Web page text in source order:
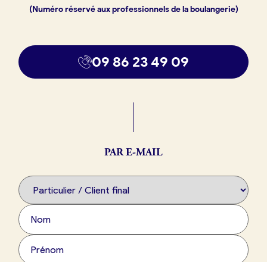
Je découvre
adhérer à
France
Fonds de
Actualités
Je crée mon compte
(Numéro réservé aux professionnels de la boulangerie)
09 86 23 49 09
PAR E-MAIL